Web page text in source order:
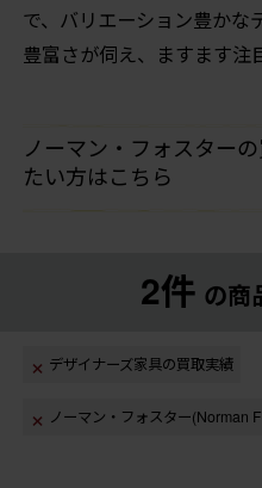
で、バリエーション豊かな
豊富さが伺え、ますます注
ノーマン・フォスター
たい方はこちら
2件 の商
デザイナーズ家具の買取実績
ノーマン・フォスター(Norman